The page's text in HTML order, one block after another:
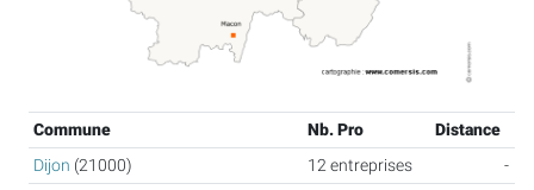
Commune Nb. Pro
Distance
Dijon (21000) 12 entreprises
-